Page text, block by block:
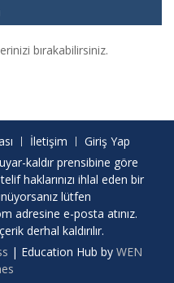
bırakabilirsiniz.
İletişim
Giriş Yap
kaldır prensibine göre
haklarınızı ihlal eden bir
lütfen
adresine e-posta atınız.
derhal kaldırılır.
| Education Hub by WEN